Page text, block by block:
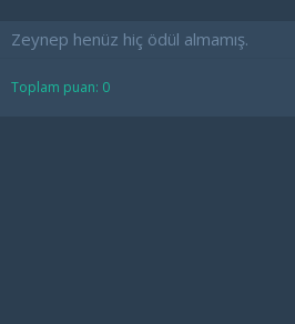
Zeynep henüz hiç ödül almamış.
Toplam puan: 0